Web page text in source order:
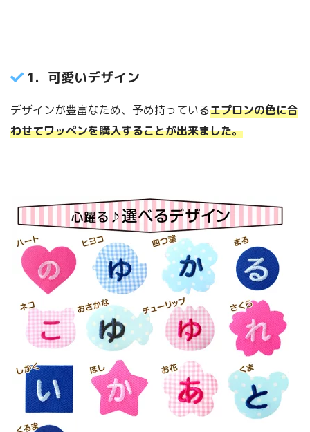
1．可愛いデザイン
デザインが豊富なため、予め持っているエプロンの色に合
わせてワッペンを購入することが出来ました。